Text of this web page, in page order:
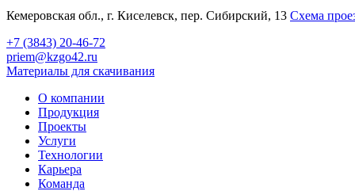
Кемеровская обл., г. Киселевск, пер. Сибирский, 13 Схема
+7 (3843) 20-46-72
priem@kzgo42.ru
Материалы для скачивания
О компании
Продукция
Проекты
Услуги
Технологии
Карьера
Команда